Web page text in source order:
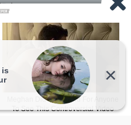
来！
才会出现喔，赶快
t.me/sharefiebeauty